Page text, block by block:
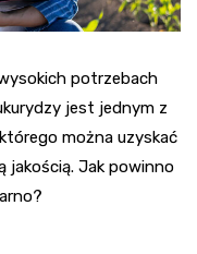
potrzebach
jest jednym z
można uzyskać
jakością. Jak powinno